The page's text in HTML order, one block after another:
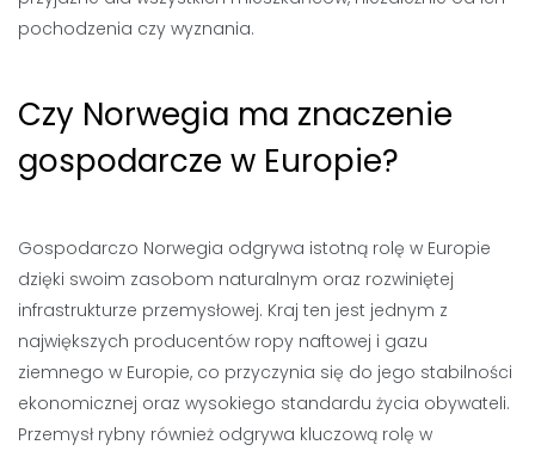
pochodzenia czy wyznania.
Czy Norwegia ma znaczenie
gospodarcze w Europie?
Gospodarczo Norwegia odgrywa istotną rolę w Europie
dzięki swoim zasobom naturalnym oraz rozwiniętej
infrastrukturze przemysłowej. Kraj ten jest jednym z
największych producentów ropy naftowej i gazu
ziemnego w Europie, co przyczynia się do jego stabilności
ekonomicznej oraz wysokiego standardu życia obywateli.
Przemysł rybny również odgrywa kluczową rolę w